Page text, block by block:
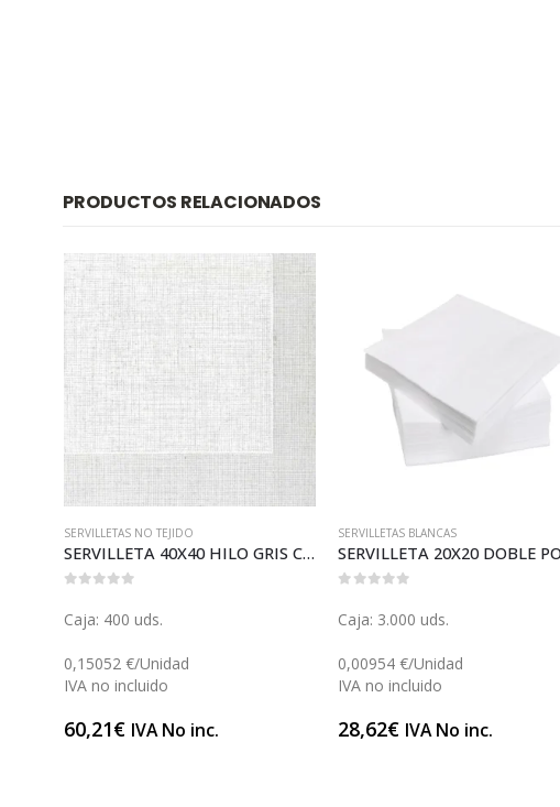
PRODUCTOS RELACIONADOS
SERVILLETAS NO TEJIDO
SERVILLETA 40X40 HILO GRIS COTTONTEX (S115)
Caja: 400 uds.
0,15052 €/Unidad
IVA no incluido
60,21€ IVA No inc.
SERVILLETAS BLANCAS
Caja: 3.000 uds.
0,00954 €/Unidad
IVA no incluido
28,62€ IVA No inc.